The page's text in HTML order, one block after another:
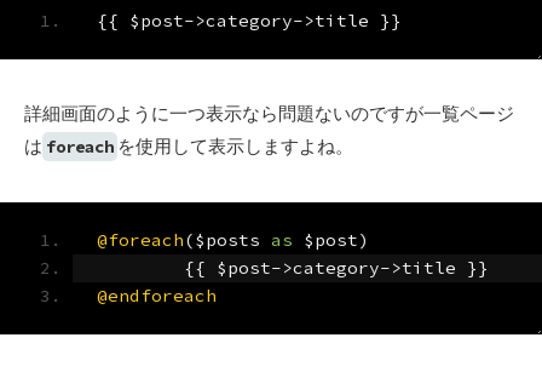
{{ $post->category->title }}
詳細画面のように一つ表示なら問題ないのですが一覧ページ
は foreach を使用して表示しますよね。
@foreach($posts as $post)
{{ $post->category->title }}
@endforeach